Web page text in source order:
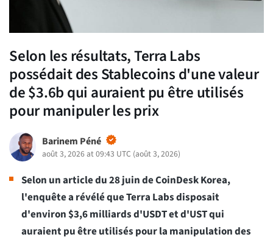
Selon les résultats, Terra Labs
possédait des Stablecoins d'une valeur
de $3.6b qui auraient pu être utilisés
pour manipuler les prix
Barinem Péné
août 3, 2026 at 09:43 UTC (août 3, 2026)
Selon un article du 28 juin de CoinDesk Korea,
l'enquête a révélé que Terra Labs disposait
d'environ $3,6 milliards d'USDT et d'UST qui
auraient pu être utilisés pour la manipulation des